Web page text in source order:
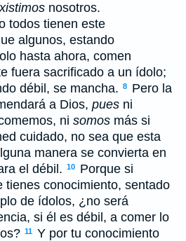
nosotros.
todos tienen este
algunos, estando
hasta ahora, comen
fuera sacrificado a un ídolo;
débil, se mancha. 8
Pero la
a Dios, pues ni
ni somos más si
cuidado, no sea que esta
manera se convierta en
el débil. 10
Porque si
tienes conocimiento, sentado
de ídolos, ¿no será
si él es débil, a comer lo
11 Y por tu conocimiento